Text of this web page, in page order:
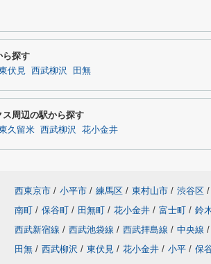
ら探す
伏見 西武柳沢 田無
周辺の駅から探す
久留米 西武柳沢 花小金井
西東京市 / 小平市 / 練馬区 / 東村山市 / 渋谷区 /
南町 / 保谷町 / 田無町 / 花小金井 / 富士町 / 鈴
西武新宿線 / 西武池袋線 / 西武拝島線 / 中央線 /
田無 / 西武柳沢 / 東伏見 / 花小金井 / 小平 / 保